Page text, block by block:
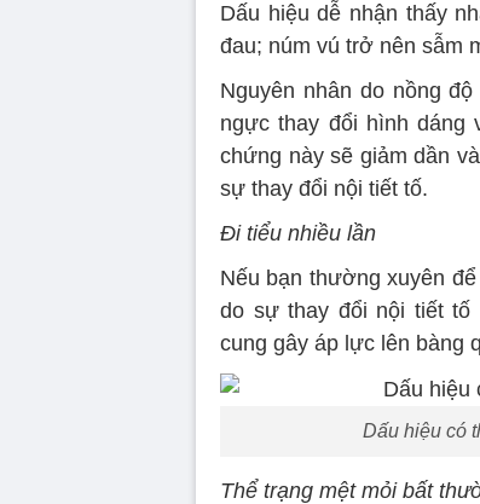
Dấu hiệu dễ nhận thấy
đau; núm vú trở nên sẫm
Nguyên nhân do nồng
ngực thay đổi hình dáng
chứng này sẽ giảm dần
sự thay đổi nội tiết tố.
Đi tiểu nhiều lần
Nếu bạn thường xuyên
do sự thay đổi nội tiết tố
cung gây áp lực lên bàng
Dấu hiệu có
Thể trạng mệt mỏi bất